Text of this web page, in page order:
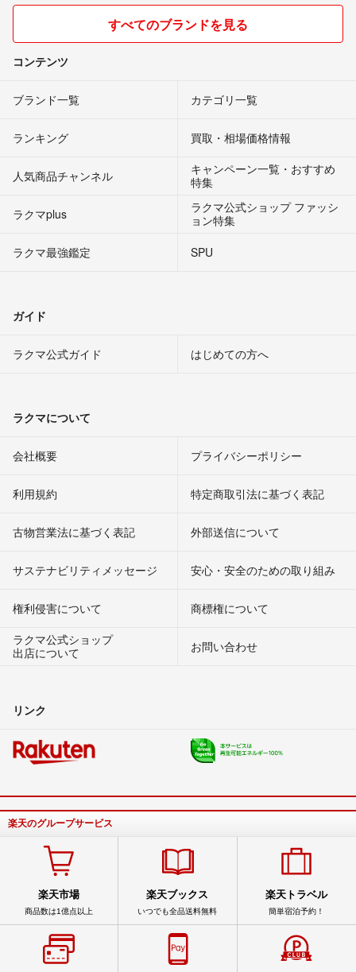
すべてのブランドを見る
コンテンツ
ブランド一覧 カテゴリ一覧
ランキング 買取・相場価格情報
人気商品チャンネル
キャンペーン一覧・おすすめ
特集
ラクマplus
ラクマ公式ショップ ファッシ
ョン特集
ラクマ最強鑑定
SPU
ガイド
ラクマ公式ガイド はじめての方へ
ラクマについて
会社概要 プライバシーポリシー
利用規約 特定商取引法に基づく表記
古物営業法に基づく表記 外部送信について
サステナビリティメッセージ 安心・安全のための取り組み
権利侵害について
商標権について
ラクマ公式ショップ
出店について
お問い合わせ
リンク
楽天のグループサービス
楽天市場
商品数は1億点以上
楽天ブックス
いつでも全品送料無料
楽天トラベル
簡単宿泊予約！